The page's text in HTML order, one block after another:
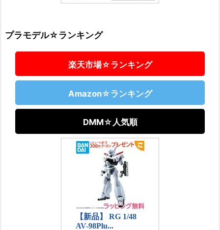
プラモデル☆ランキング
楽天市場☆ランキング
Amazon☆ランキング
DMM☆人気順